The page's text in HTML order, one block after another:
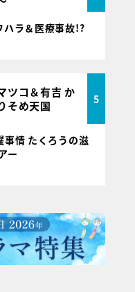
ラ＆医療事故!?
ツコ＆有吉 か
そめ天国
5
事情 たくろうの滋
ー